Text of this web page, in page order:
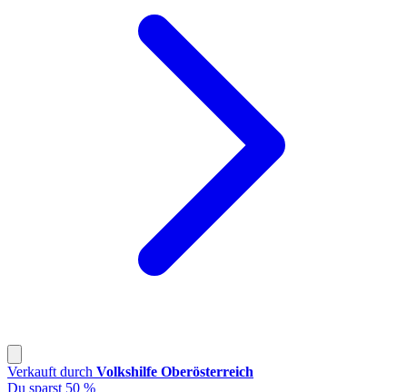
Verkauft durch Volkshilfe Oberösterreich
Du sparst 50 %